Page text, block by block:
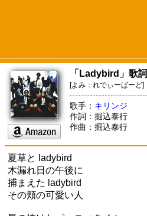
「Ladybird」歌詞
[よみ：れでぃーばーど]
歌手： キリンジ
作詞：掘込泰行
作曲：掘込泰行
夏草と ladybird
木漏れ日の午後に
捕まえた ladybird
その頬の可愛い人